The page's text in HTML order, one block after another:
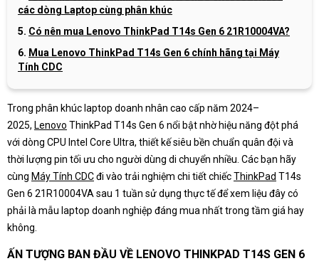
các dòng Laptop cùng phân khúc
Có nên mua Lenovo ThinkPad T14s Gen 6 21R10004VA?
Mua Lenovo ThinkPad T14s Gen 6 chính hãng tại Máy
Tính CDC
Trong phân khúc laptop doanh nhân cao cấp năm 2024–
2025, Lenovo ThinkPad T14s Gen 6 nổi bật nhờ hiệu năng đột phá
với dòng CPU Intel Core Ultra, thiết kế siêu bền chuẩn quân đội và
thời lượng pin tối ưu cho người dùng di chuyển nhiều. Các bạn hãy
cùng Máy Tính CDCđi vào trải nghiệm chi tiết chiếcThinkPad T14s
Gen 6 21R10004VA sau 1 tuần sử dụng thực tế để xem liệu đây có
phải là mẫu laptop doanh nghiệp đáng mua nhất trong tầm giá hay
không.
ẤN TƯỢNG BAN ĐẦU VỀ LENOVO THINKPAD T14S GEN 6